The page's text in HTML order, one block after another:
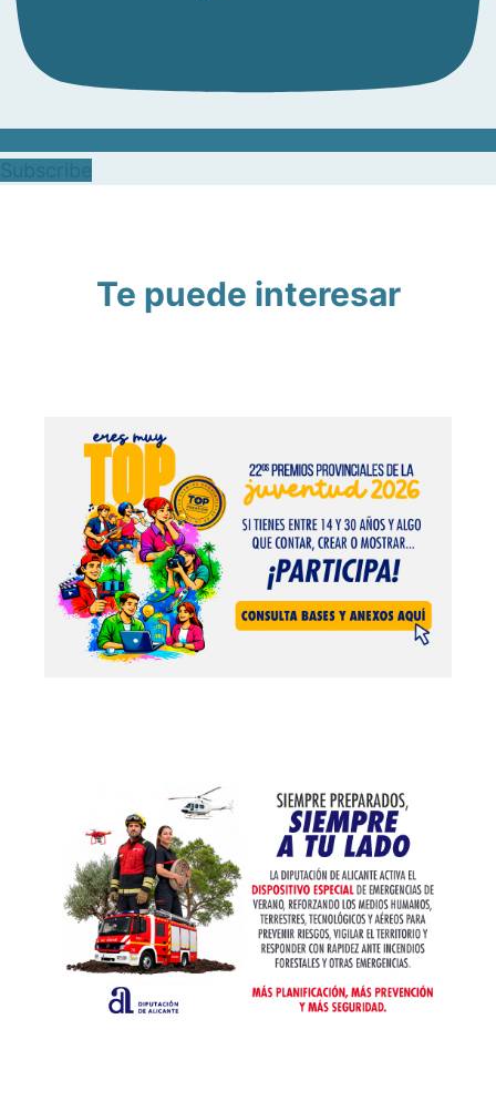
Te puede interesar